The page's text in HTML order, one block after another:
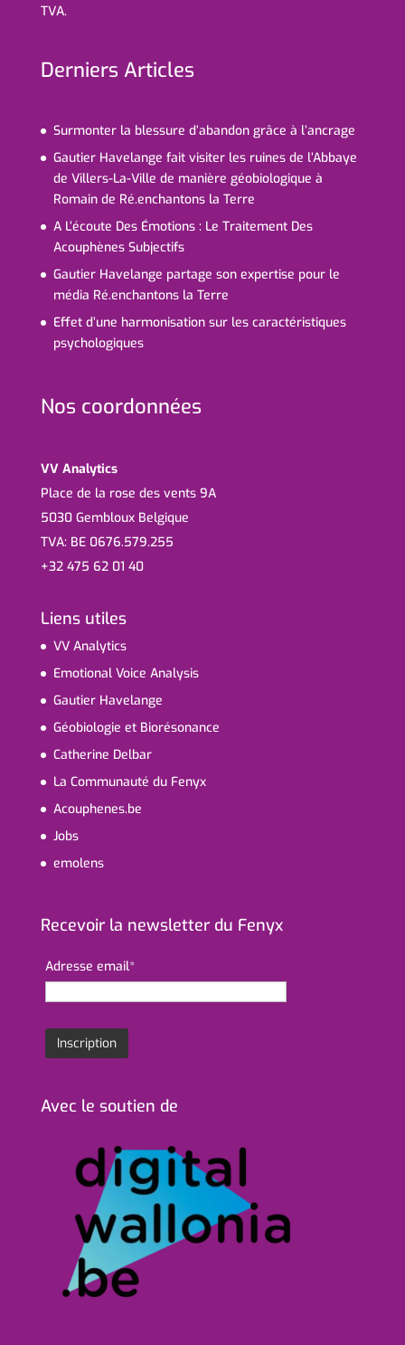
TVA.
Derniers Articles
Surmonter la blessure d’abandon grâce à l’ancrage
Gautier Havelange fait visiter les ruines de l’Abbaye
de Villers-La-Ville de manière géobiologique à
Romain de Ré.enchantons la Terre
A L’écoute Des Émotions : Le Traitement Des
Acouphènes Subjectifs
Gautier Havelange partage son expertise pour le
média Ré.enchantons la Terre
Effet d’une harmonisation sur les caractéristiques
psychologiques
Nos coordonnées
VV Analytics
Place de la rose des vents 9A
5030 Gembloux Belgique
TVA: BE 0676.579.255
+32 475 62 01 40
Liens utiles
VV Analytics
Emotional Voice Analysis
Gautier Havelange
Géobiologie et Biorésonance
Catherine Delbar
La Communauté du Fenyx
Acouphenes.be
Jobs
emolens
Recevoir la newsletter du Fenyx
Adresse email*
Avec le soutien de